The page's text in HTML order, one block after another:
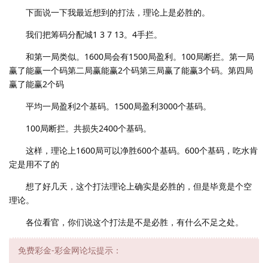
下面说一下我最近想到的打法，理论上是必胜的。
我们把筹码分配城1 3 7 13。4手拦。
和第一局类似。1600局会有1500局盈利。100局断拦。第一局
赢了能赢一个码第二局赢能赢2个码第三局赢了能赢3个码。第四局
赢了能赢2个码
平均一局盈利2个基码。1500局盈利3000个基码。
100局断拦。共损失2400个基码。
这样，理论上1600局可以净胜600个基码。600个基码，吃水肯
定是用不了的
想了好几天，这个打法理论上确实是必胜的，但是毕竟是个空
理论。
各位看官，你们说这个打法是不是必胜，有什么不足之处。
免费彩金-彩金网论坛提示：